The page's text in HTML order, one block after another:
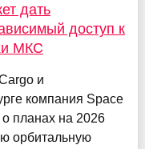
дать
доступ к
МКС
и
компания Space
планах на 2026
орбитальную